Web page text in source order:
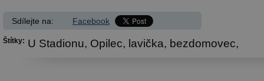
Sdílejte na: Facebook
Štítky: U Stadionu, Opilec, lavička, bezdomovec,